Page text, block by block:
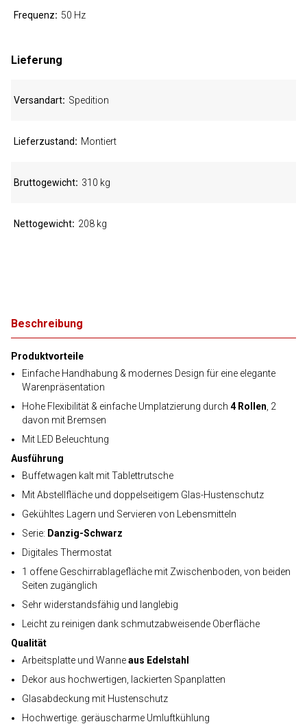
Beschreibung
Produktvorteile
Einfache Handhabung & modernes Design für eine elegante
Warenpräsentation
Hohe Flexibilität & einfache Umplatzierung durch 4 Rollen , 2
davon mit Bremsen
Mit LED Beleuchtung
Ausführung
Buffetwagen kalt mit Tablettrutsche
Mit Abstellfläche und doppelseitigem Glas-Hustenschutz
Gekühltes Lagern und Servieren von Lebensmitteln
Serie: Danzig-Schwarz
Digitales Thermostat
1 offene Geschirrablagefläche mit Zwischenboden, von beiden
Seiten zugänglich
Sehr widerstandsfähig und langlebig
Leicht zu reinigen dank schmutzabweisende Oberfläche
Qualität
Arbeitsplatte und Wanneaus Edelstahl
Dekor aus hochwertigen, lackierten Spanplatten
Glasabdeckung mit Hustenschutz
Hochwertige. geräuscharme Umluftkühlung
Frequenz 50 Hz
Lieferung
Versandart Spedition
Lieferzustand Montiert
Bruttogewicht 310 kg
Nettogewicht 208 kg